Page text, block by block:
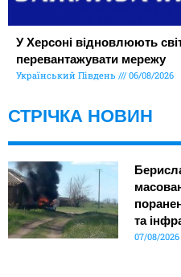
У Херсоні відновлюють
перевантажувати мережу
Український Південь 06/08/2026
СТРІЧКА НОВИН
та
07/08/2026